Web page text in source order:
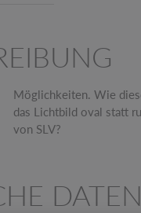
von SLV?
DATEN